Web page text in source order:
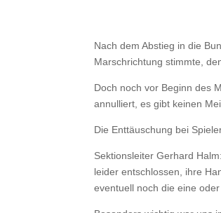
Nach dem Abstieg in die
Marschrichtung stimmte,
Doch noch vor Beginn des
annulliert, es gibt keinen
Die Enttäuschung bei
Sektionsleiter Gerhard
leider entschlossen, ihre
eventuell noch die eine